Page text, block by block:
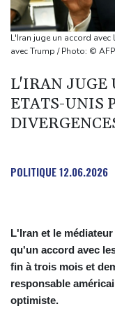
Aux Etats-Unis, la
surveillance des
Les chrétiens de
bouleverse vies et
Canicule: à peine
à l'arrêt
L'Iran juge un accord
avec Trump / Photo: © AFP
L'IRAN JUGE
ETATS-UNIS
POLITIQUE12.06.2026
L'Iran et le
qu'un accord avec
fin à trois mois et
responsable
optimiste.